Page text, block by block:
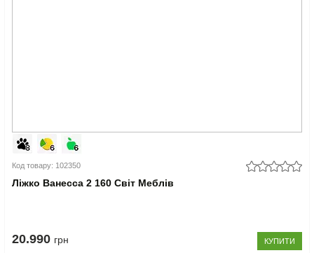
Код товару: 102350
Ліжко Ванесса 2 160 Світ Меблів
20.990 грн КУПИТИ